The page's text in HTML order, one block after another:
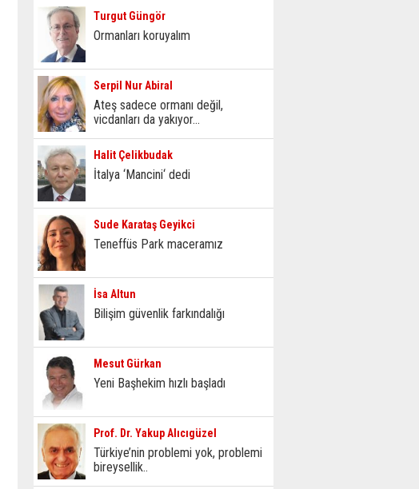
Turgut Güngör
Ormanları koruyalım
Serpil Nur Abiral
Ateş sadece ormanı değil,
vicdanları da yakıyor...
Halit Çelikbudak
İtalya ‘Mancini‘ dedi
Sude Karataş Geyikci
Teneffüs Park maceramız
İsa Altun
Bilişim güvenlik farkındalığı
Mesut Gürkan
Yeni Başhekim hızlı başladı
Prof. Dr. Yakup Alıcıgüzel
Türkiye’nin problemi yok, problemi
bireysellik..